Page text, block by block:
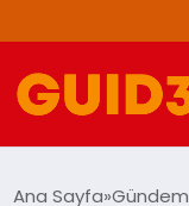
Ana Sayfa Gündem